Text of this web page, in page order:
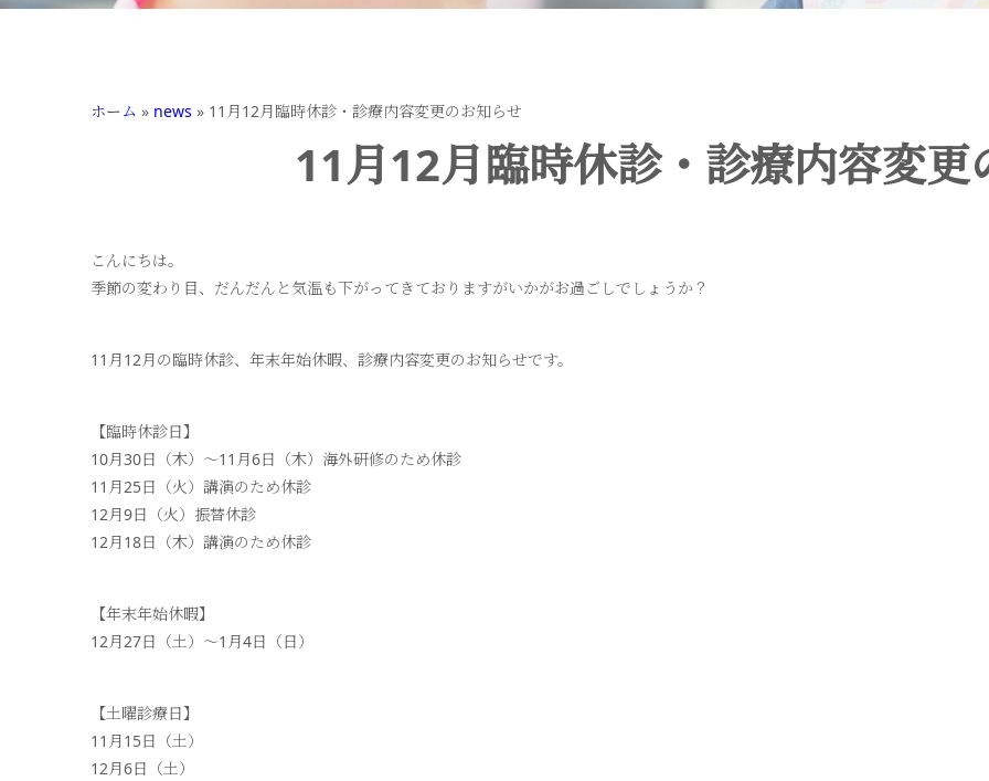
ホーム » news » 11月12月臨時休診・診療内容変更のお知らせ
11月12月臨時休診・診療内容変更
こんにちは。
季節の変わり目、だんだんと気温も下がってきておりますがいかがお過ごしでしょうか？
11月12月の臨時休診、年末年始休暇、診療内容変更のお知らせです。
【臨時休診日】
10月30日（木）〜11月6日（木）海外研修のため休診
11月25日（火）講演のため休診
12月9日（火）振替休診
12月18日（木）講演のため休診
【年末年始休暇】
12月27日（土）〜1月4日（日）
【土曜診療日】
11月15日（土）
12月6日（土）